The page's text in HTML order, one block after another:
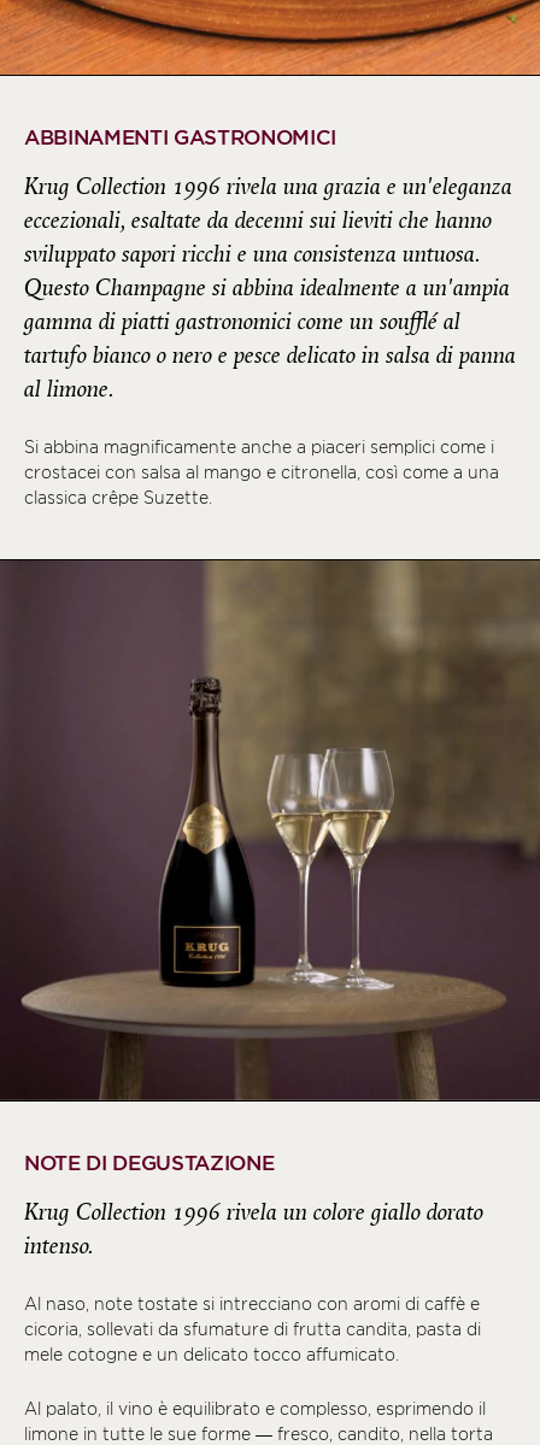
ABBINAMENTI GASTRONOMICI
Krug Collection 1996 rivela una grazia e un'eleganza
eccezionali, esaltate da decenni sui lieviti che hanno
sviluppato sapori ricchi e una consistenza untuosa.
Questo Champagne si abbina idealmente a un'ampia
gamma di piatti gastronomici come un soufflé al
tartufo bianco o nero e pesce delicato in salsa di panna
al limone.
Si abbina magnificamente anche a piaceri semplici come i
crostacei con salsa al mango e citronella, così come a una
classica crêpe Suzette.
NOTE DI DEGUSTAZIONE
Krug Collection 1996 rivela un colore giallo dorato
intenso.
Al naso, note tostate si intrecciano con aromi di caffè e
cicoria, sollevati da sfumature di frutta candita, pasta di
mele cotogne e un delicato tocco affumicato.
Al palato, il vino è equilibrato e complesso, esprimendo il
limone in tutte le sue forme — fresco, candito, nella torta